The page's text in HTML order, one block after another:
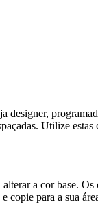
designer,
Utilize
a cor base.
para a sua